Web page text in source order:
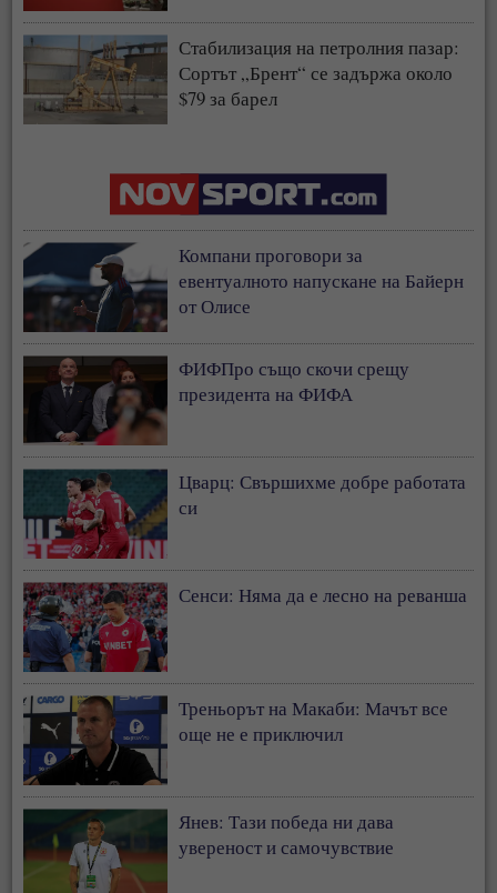
Стабилизация на петролния пазар:
Сортът „Брент“ се задържа около
$79 за барел
Компани проговори за
евентуалното напускане на Байерн
от Олисе
ФИФПро също скочи срещу
президента на ФИФА
Цварц: Свършихме добре работата
си
Сенси: Няма да е лесно на реванша
Треньорът на Макаби: Мачът все
още не е приключил
Янев: Тази победа ни дава
увереност и самочувствие